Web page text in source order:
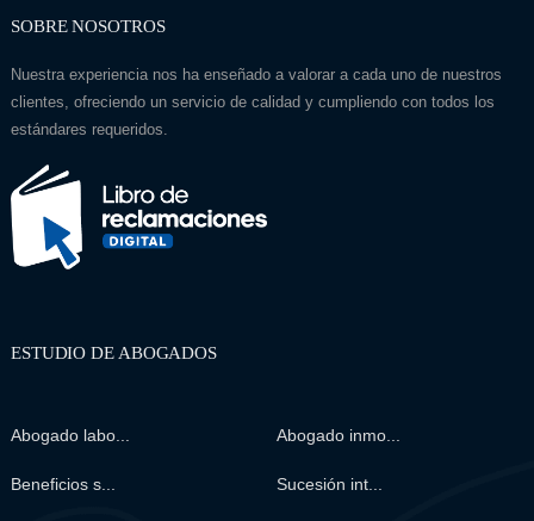
SOBRE NOSOTROS
Nuestra experiencia nos ha enseñado a valorar a cada uno de nuestros
clientes, ofreciendo un servicio de calidad y cumpliendo con todos los
estándares requeridos.
ESTUDIO DE ABOGADOS
Abogado labo... Abogado inmo...
Beneficios s... Sucesión int...